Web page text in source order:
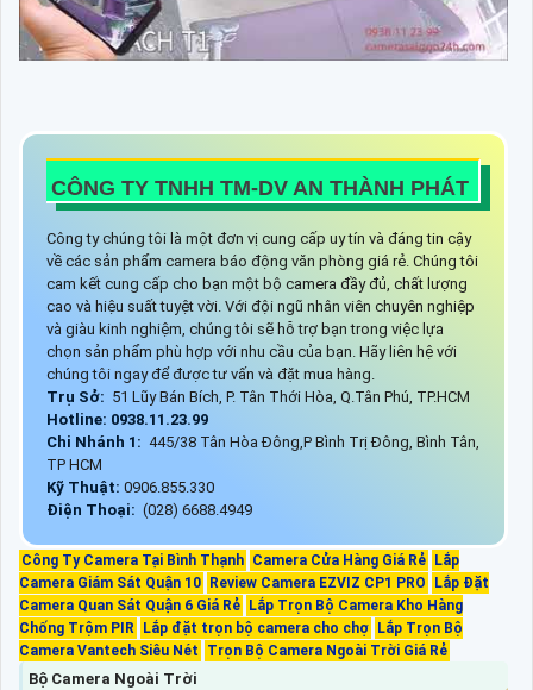
CÔNG TY TNHH TM-DV AN THÀNH PHÁT
Công ty chúng tôi là một đơn vị cung cấp uy tín và đáng tin cậy
về các sản phẩm camera báo động văn phòng giá rẻ. Chúng tôi
cam kết cung cấp cho bạn một bộ camera đầy đủ, chất lượng
cao và hiệu suất tuyệt vời. Với đội ngũ nhân viên chuyên nghiệp
và giàu kinh nghiệm, chúng tôi sẽ hỗ trợ bạn trong việc lựa
chọn sản phẩm phù hợp với nhu cầu của bạn. Hãy liên hệ với
chúng tôi ngay để được tư vấn và đặt mua hàng.
Trụ Sở: 51 Lũy Bán Bích, P. Tân Thới Hòa, Q.Tân Phú, TP.HCM
Hotline: 0938.11.23.99
Chi Nhánh 1: 445/38 Tân Hòa Đông,P Bình Trị Đông, Bình Tân,
TP HCM
Kỹ Thuật: 0906.855.330
Điện Thoại: (028) 6688.4949
Công Ty Camera Tại Bình Thạnh Camera Cửa Hàng Giá Rẻ
Lắp
Camera Giám Sát Quận 10
Review Camera EZVIZ CP1 PRO
Lắp Đặt
Camera Quan Sát Quận 6 Giá Rẻ
Lắp Trọn Bộ Camera Kho Hàng
Chống Trộm PIR
Lắp đặt trọn bộ camera cho chợ
Lắp Trọn Bộ
Camera Vantech Siêu Nét
Trọn Bộ Camera Ngoài Trời Giá Rẻ
Bộ Camera Ngoài Trời